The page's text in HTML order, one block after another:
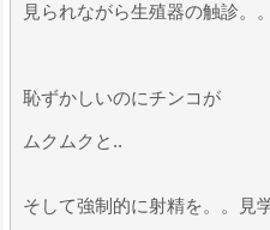
見られながら生殖器の触診。。
恥ずかしいのにチンコが
ムクムクと..
そして強制的に射精を。。見